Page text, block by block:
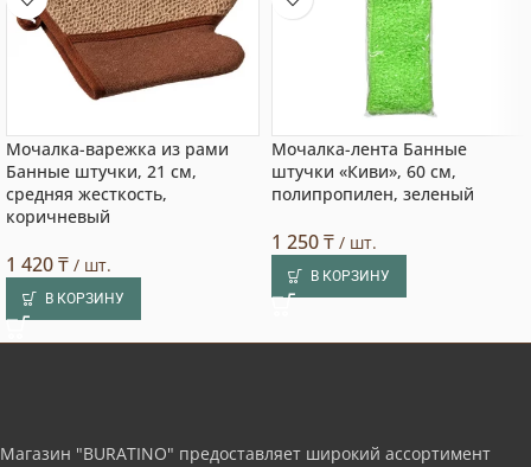
Мочалка-варежка из рами
Банные штучки, 21 см,
средняя жесткость,
коричневый
1 420₸ / шт.
В КОРЗИНУ
Мочалка-лента Банные
штучки «Киви», 60 см,
полипропилен, зеленый
1 250₸ / шт.
В КОРЗИНУ
Магазин "BURATINO" предоставляет широкий ассортимент